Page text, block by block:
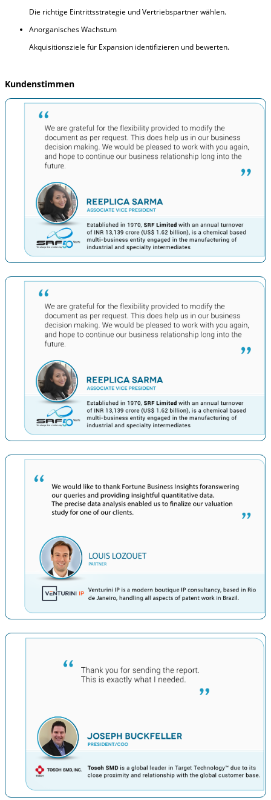
Die richtige Eintrittsstrategie und Vertriebspartner wählen.
Anorganisches Wachstum
Akquisitionsziele für Expansion identifizieren und bewerten.
Kundenstimmen